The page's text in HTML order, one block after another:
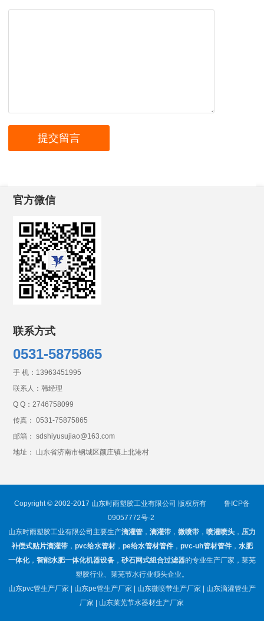
官方微信
联系方式
0531-5875865
手 机： 13963451995
联系人：韩经理
Q Q： 2746758099
传真： 0531-75875865
邮箱： sdshiyusujiao@163.com
地址： 山东省济南市钢城区颜庄镇上北港村
Copyright © 2002-2017 山东时雨塑胶工业有限公司 版权所有
鲁ICP备
09057772号-2
山东时雨塑胶工业有限公司主要生产滴灌管， 滴灌带， 微喷带， 喷灌喷头， 压力
补偿式贴片滴灌带， pvc给水管材， pe给水管材管件， pvc-uh管材管件， 水肥
一体化， 智能水肥一体化机器设备， 砂石网式组合过滤器的专业生产厂家，莱芜
塑胶行业、莱芜节水行业领头企业。
山东pvc管生产厂家 | 山东pe管生产厂家 | 山东微喷带生产厂家 | 山东滴灌管生产
厂家 | 山东莱芜节水器材生产厂家